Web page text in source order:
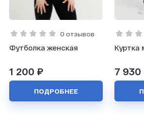
0 отзывов
Футболка женская
1 200 ₽
ПОДРОБНЕЕ
Куртка
7 930